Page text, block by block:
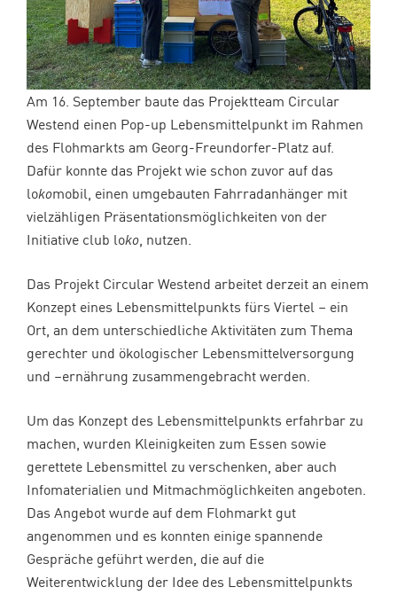
Am 16. September baute das Projektteam Circular
Westend einen Pop-up Lebensmittelpunkt im Rahmen
des Flohmarkts am Georg-Freundorfer-Platz auf.
Dafür konnte das Projekt wie schon zuvor auf das
lokomobil, einen umgebauten Fahrradanhänger mit
vielzähligen Präsentationsmöglichkeiten von der
Initiative club loko, nutzen.
Das Projekt Circular Westend arbeitet derzeit an einem
Konzept eines Lebensmittelpunkts fürs Viertel – ein
Ort, an dem unterschiedliche Aktivitäten zum Thema
gerechter und ökologischer Lebensmittelversorgung
und –ernährung zusammengebracht werden.
Um das Konzept des Lebensmittelpunkts erfahrbar zu
machen, wurden Kleinigkeiten zum Essen sowie
gerettete Lebensmittel zu verschenken, aber auch
Infomaterialien und Mitmachmöglichkeiten angeboten.
Das Angebot wurde auf dem Flohmarkt gut
angenommen und es konnten einige spannende
Gespräche geführt werden, die auf die
Weiterentwicklung der Idee des Lebensmittelpunkts